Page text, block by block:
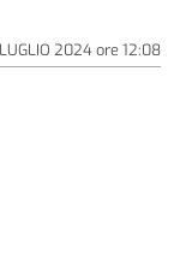
2024ore 12:08